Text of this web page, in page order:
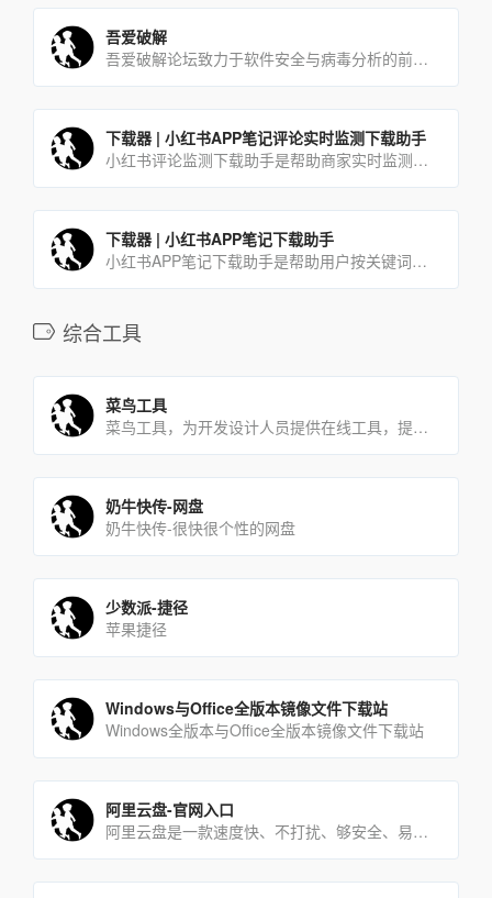
吾爱破解
吾爱破解论坛致力于软件安全与病毒分析的前沿，丰富的技术版块交相辉映，由无数热衷于软件加密解密及反病毒爱好者共同[…]
下载器 | 小红书APP笔记评论实时监测下载助手
小红书评论监测下载助手是帮助商家实时监测最新的潜在用户评论的工具，商家使用本工具可及时有效的第一时间获取同行及自己发布软文所吸引到的潜在用户。
下载器 | 小红书APP笔记下载助手
小红书APP笔记下载助手是帮助用户按关键词搜索采集并下载达人笔记的一款工具软件。用户只需在软件当中输入想要查[…]
综合工具
菜鸟工具
菜鸟工具，为开发设计人员提供在线工具，提供在线PHP、Python、CSS、JS调试，中文简繁体转换，进制[…]
奶牛快传-网盘
奶牛快传-很快很个性的网盘
少数派-捷径
苹果捷径
Windows与Office全版本镜像文件下载站
Windows全版本与Office全版本镜像文件下载站
阿里云盘-官网入口
阿里云盘是一款速度快、不打扰、够安全、易于分享的网盘，你可以在这里存储、管理和探索内容，尽情打造丰富的数字世界[…]